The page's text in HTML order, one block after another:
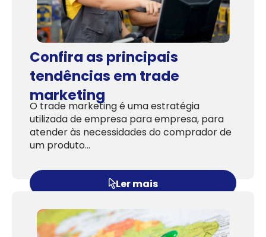
Confira as principais
tendências em trade
marketing
O trade marketing é uma estratégia
utilizada de empresa para empresa, para
atender às necessidades do comprador de
um produto…
Ler mais